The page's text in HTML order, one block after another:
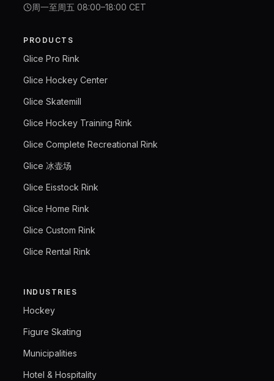
周一至周五 08:00–18:00 CET
PRODUCTS
Glice Pro Rink
Glice Hockey Center
Glice Skatemill
Glice Hockey Training Rink
Glice Complete Recreational Rink
Glice 冰壶场
Glice Eisstock Rink
Glice Home Rink
Glice Custom Rink
Glice Rental Rink
INDUSTRIES
Hockey
Figure Skating
Municipalities
Hotel & Hospitality